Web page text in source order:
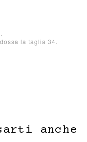
la taglia 34.
anche